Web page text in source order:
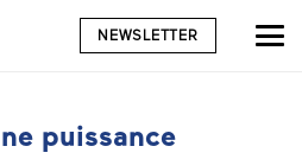
NEWSLETTER
puissance